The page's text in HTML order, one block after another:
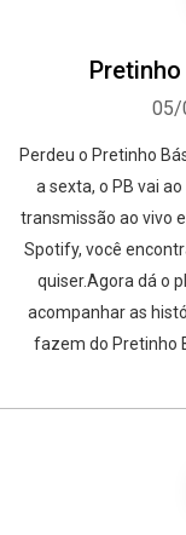
05/
Perdeu o Pretinho
a sexta, o PB vai
transmissão ao vivo
Spotify, você
quiser.Agora dá o
acompanhar as
fazem do Pretinho